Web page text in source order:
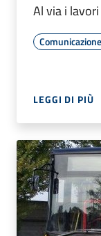
Al via i
LEGGI DI PIÙ